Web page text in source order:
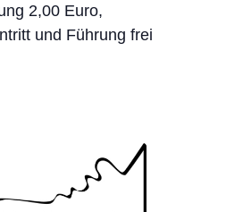
2,00 Euro,
und Führung frei